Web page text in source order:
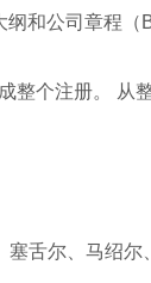
和公司章程
个注册。
舌尔、马绍